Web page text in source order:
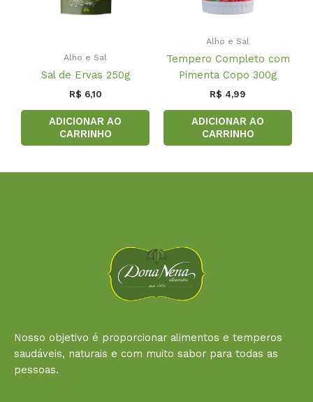
Alho e Sal
Sal de Ervas 250g
R$ 6,10
ADICIONAR AO
CARRINHO
Alho e Sal
Tempero Completo com
Pimenta Copo 300g
R$ 4,99
ADICIONAR AO
CARRINHO
Nosso objetivo é proporcionar alimentos e temperos
saudáveis, naturais e com muito sabor para todas as
pessoas.